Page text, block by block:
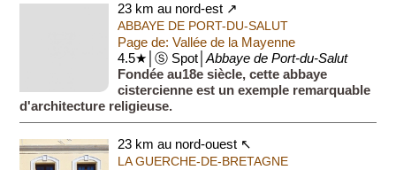
23 km au nord-est ↗
ABBAYE DE PORT-DU-SALUT
Page de: Vallée de la Mayenne
4.5★│Ⓢ Spot│Abbaye de Port-du-Salut
Fondée au18e siècle, cette abbaye
cistercienne est un exemple remarquable
d'architecture religieuse.
23 km au nord-ouest ↖
LA GUERCHE-DE-BRETAGNE